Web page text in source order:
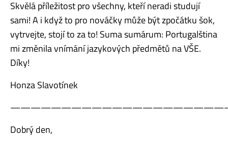
Skvělá příležitost pro všechny, kteří neradi studují
sami! A i když to pro nováčky může být zpočátku šok,
vytrvejte, stojí to za to! Suma sumárum: Portugalština
mi změnila vnímání jazykových předmětů na VŠE.
Díky!
Honza Slavotínek
Dobrý den,